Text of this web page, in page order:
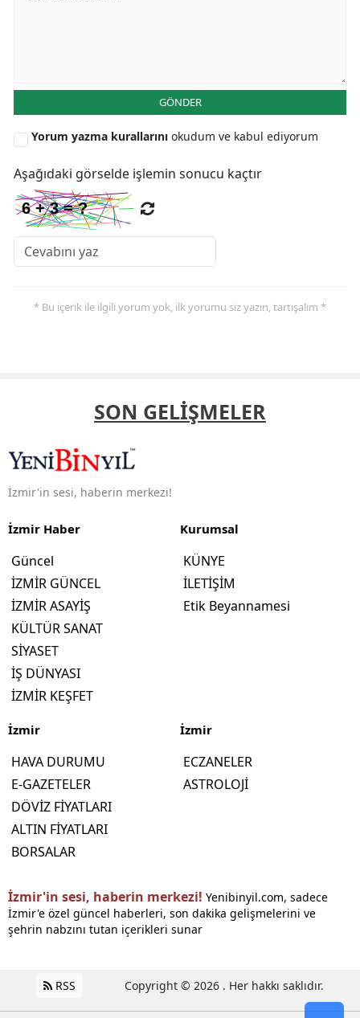
GÖNDER
Yorum yazma kurallarını okudum ve kabul ediyorum
Aşağıdaki görselde işlemin sonucu kaçtır
* Bu içerik ile ilgili yorum yok, ilk yorumu siz yazın, tartışalım *
SON GELİŞMELER
İzmir'in sesi, haberin merkezi!
İzmir Haber
Güncel
İZMİR GÜNCEL
İZMİR ASAYİŞ
KÜLTÜR SANAT
SİYASET
İŞ DÜNYASI
İZMİR KEŞFET
Kurumsal
KÜNYE
İLETİŞİM
Etik Beyannamesi
İzmir
HAVA DURUMU
E-GAZETELER
DÖVİZ FİYATLARI
ALTIN FİYATLARI
BORSALAR
İzmir
ECZANELER
ASTROLOJİ
İzmir'in sesi, haberin merkezi! Yenibinyil.com, sadece
İzmir'e özel güncel haberleri, son dakika gelişmelerini ve
şehrin nabzını tutan içerikleri sunar
RSS Copyright © 2026 . Her hakkı saklıdır.